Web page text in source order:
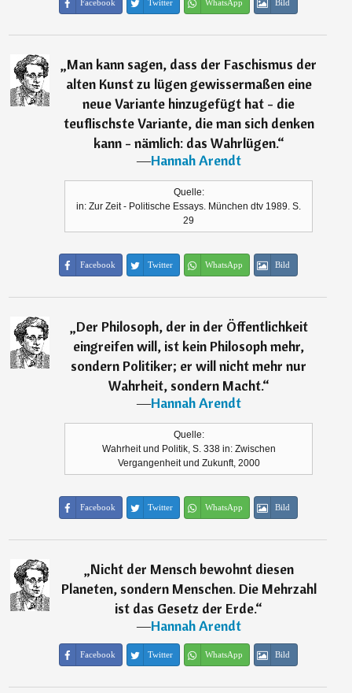
Facebook Twitter WhatsApp Bild
„Man kann sagen, dass der Faschismus der
alten Kunst zu lügen gewissermaßen eine
neue Variante hinzugefügt hat - die
teuflischste Variante, die man sich denken
kann - nämlich: das Wahrlügen.“
―Hannah Arendt
Quelle:
in: Zur Zeit - Politische Essays. München dtv 1989. S.
29
Facebook Twitter WhatsApp Bild
„Der Philosoph, der in der Öffentlichkeit
eingreifen will, ist kein Philosoph mehr,
sondern Politiker; er will nicht mehr nur
Wahrheit, sondern Macht.“
―Hannah Arendt
Quelle:
Wahrheit und Politik, S. 338 in: Zwischen
Vergangenheit und Zukunft, 2000
Facebook Twitter WhatsApp Bild
„Nicht der Mensch bewohnt diesen
Planeten, sondern Menschen. Die Mehrzahl
ist das Gesetz der Erde.“
―Hannah Arendt
Facebook Twitter WhatsApp Bild